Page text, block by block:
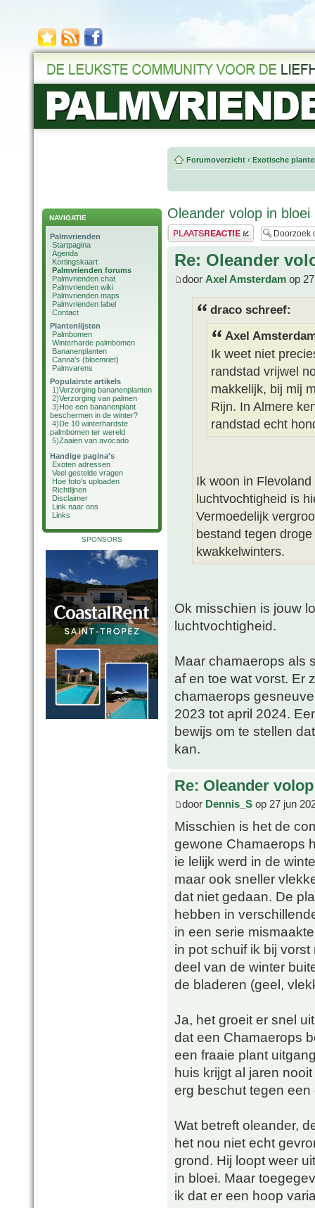
NAVIGATIE
Palmvrienden
Startpagina
Agenda
Kortingskaart
Palmvrienden forums
Palmvrienden chat
Palmvrienden wiki
Palmvrienden maps
Palmvrienden label
Contact
Plantenlijsten
Palmbomen
Winterharde palmbomen
Bananenplanten
Canna's (bloemriet)
Palmvarens
Populairste artikels
1)Verzorging bananenplanten
2)Verzorging van palmen
3)Hoe een bananenplant
beschermen in de winter?
4)De 10 winterhardste
palmbomen ter wereld
5)Zaaien van avocado
Handige pagina's
Exoten adressen
Veel gestelde vragen
Hoe foto's uploaden
Richtlijnen
Disclaimer
Link naar ons
Links
SPONSORS
Forumoverzicht ‹ Exotische
Oleander volop in bloei
Plaats een reactie
Re: Oleander
door Axel Amsterdam op
draco schreef:
Axel
Ik weet niet
randstad vrijwel
makkelijk, bij mij
Rijn. In Almere
randstad echt
Ik woon in
luchtvochtigheid is
Vermoedelijk
bestand tegen
kwakkelwinters.
Ok misschien is jouw
luchtvochtigheid.
Maar chamaerops als
af en toe wat vorst. Er
chamaerops
2023 tot april 2024.
bewijs om te stellen
kan.
Re: Oleander
door Dennis_S op 27 jun
Misschien is het de
gewone Chamaerops
ie lelijk werd in de
maar ook sneller
dat niet gedaan. De
hebben in
in een serie
in pot schuif ik bij
deel van de winter
de bladeren (geel,
Ja, het groeit er snel
dat een Chamaerops
een fraaie plant
huis krijgt al jaren
erg beschut tegen
Wat betreft oleander,
het nou niet echt
grond. Hij loopt weer
in bloei. Maar
ik dat er een hoop